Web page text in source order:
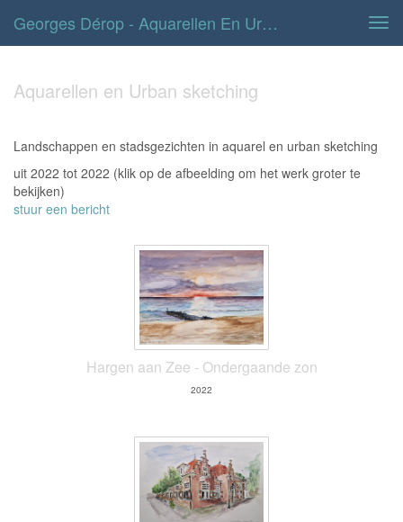
Georges Dérop - Aquarellen En Urban Sketching
Aquarellen en Urban sketching
Landschappen en stadsgezichten in aquarel en urban sketching
uit 2022 tot 2022 (klik op de afbeelding om het werk groter te
bekijken)
stuur een bericht
Hargen aan Zee - Ondergaande zon
2022